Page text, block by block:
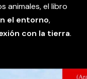
animales, el libro
el entorno,
con la tierra.